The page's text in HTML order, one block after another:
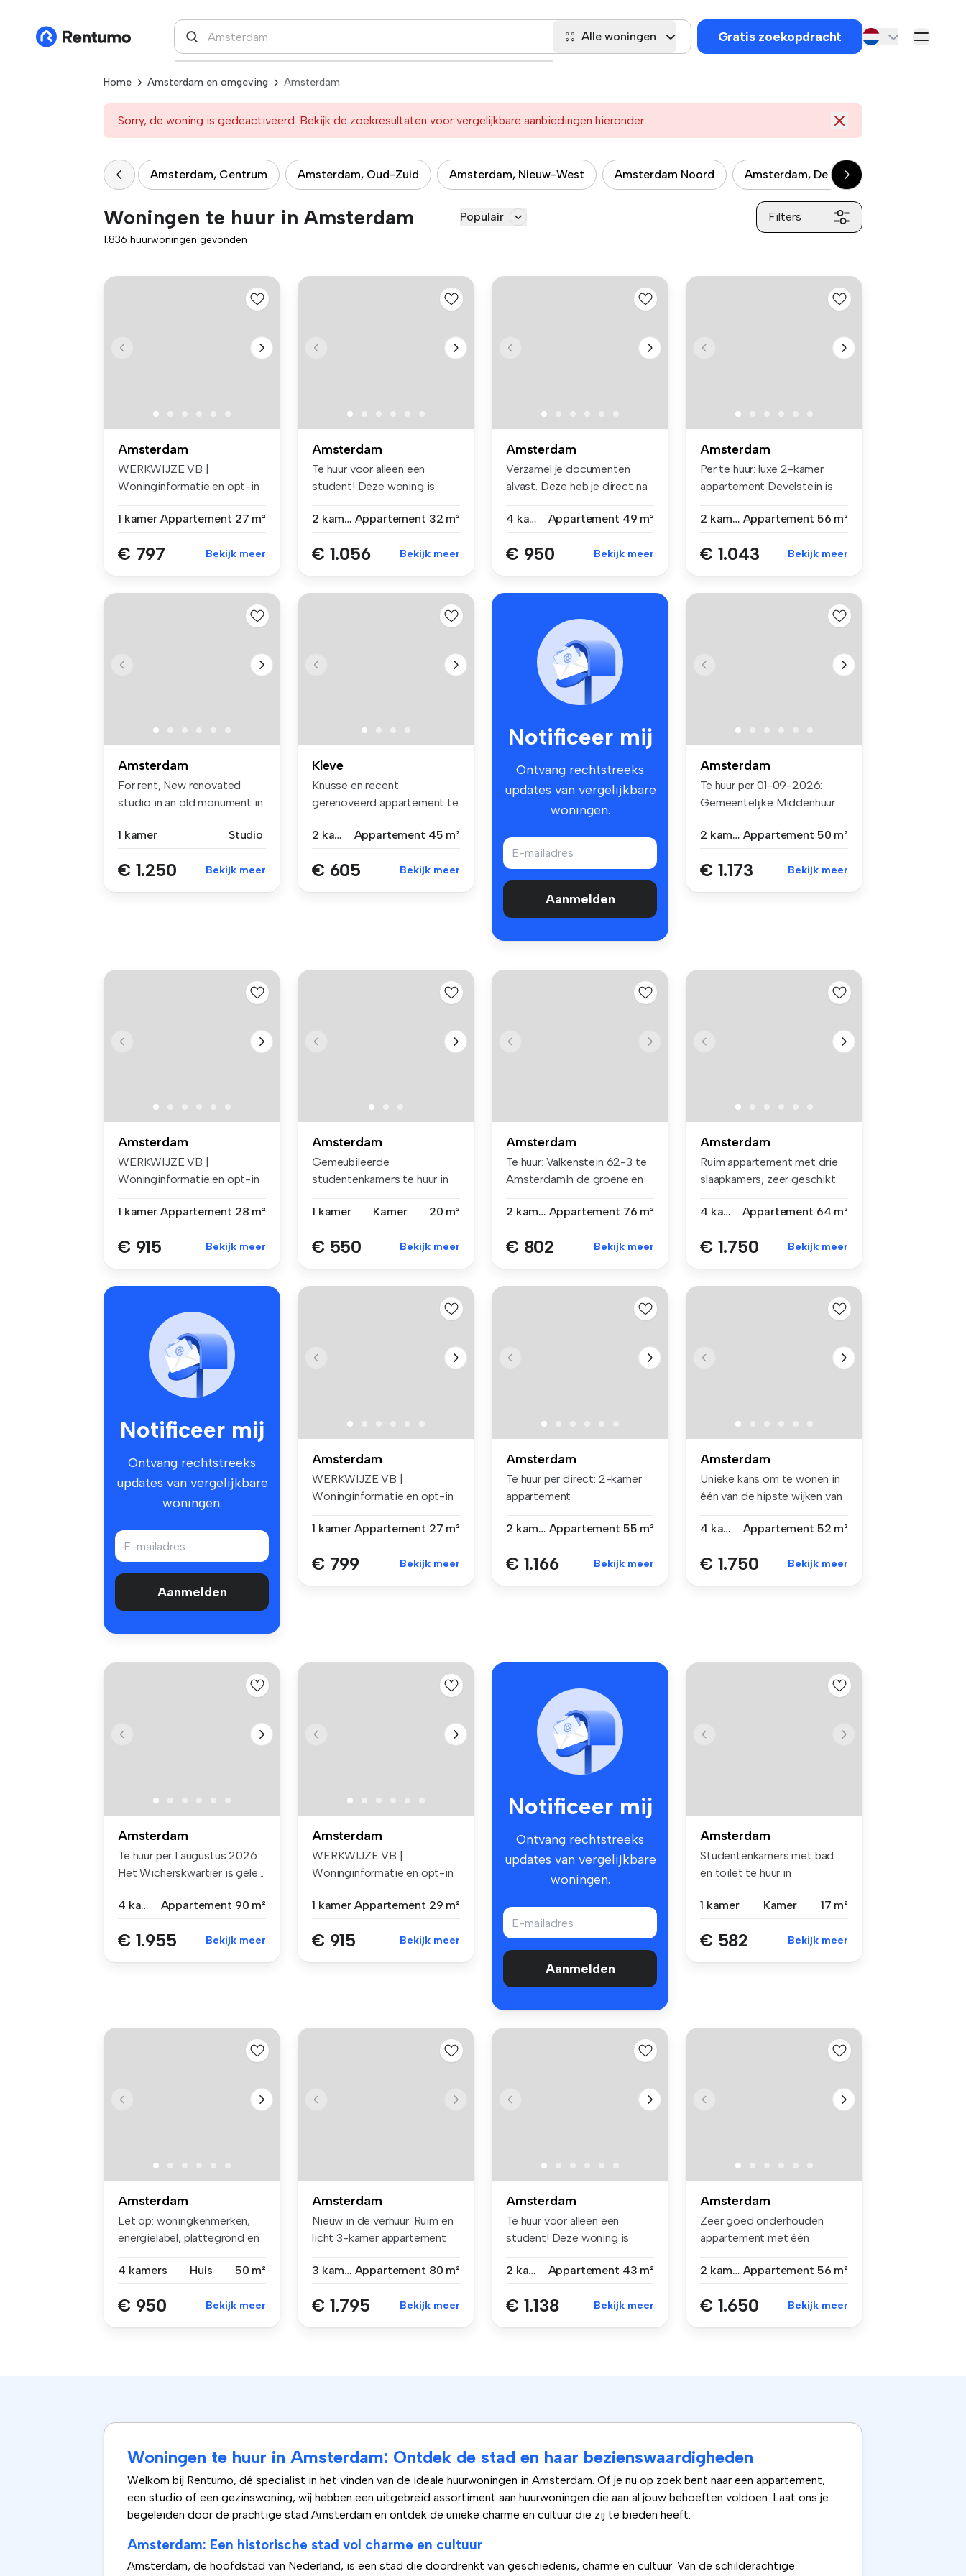
Alle woningen Gratis zoekopdracht
Home Amsterdam en omgeving Amsterdam
Sorry, de woning is gedeactiveerd. Bekijk de zoekresultaten voor vergelijkbare aanbiedingen hieronder
Amsterdam, Centrum Amsterdam, Oud-Zuid Amsterdam, Nieuw-West Amsterdam Noord Amsterdam, De Baarsjes
Woningen te huur in Amsterdam Populair Filters
1.836 huurwoningen gevonden
Amsterdam
WERKWIJZE VB |
Woninginformatie en opt-in
1 kamer Appartement 27 m²
€ 797 Bekijk meer
Amsterdam
Te huur voor alleen een
student! Deze woning is
2 kamers Appartement 32 m²
€ 1.056 Bekijk meer
Amsterdam
Verzamel je documenten
alvast. Deze heb je direct na
4 kamers
Appartement 49 m²
€ 950 Bekijk meer
Amsterdam
Per te huur: luxe 2-kamer
appartement Develstein is
2 kamers Appartement 56 m²
€ 1.043 Bekijk meer
Amsterdam
For rent, New renovated
studio in an old monument in
1 kamer
Studio
€ 1.250 Bekijk meer
Kleve
Knusse en recent
gerenoveerd appartement te
2 kamers
Appartement 45 m²
€ 605 Bekijk meer
Notificeer mij
Ontvang rechtstreeks
updates van vergelijkbare
woningen.
Aanmelden
Amsterdam
Te huur per 01-09-2026:
Gemeentelijke Middenhuur
2 kamers Appartement 50 m²
€ 1.173 Bekijk meer
Amsterdam
WERKWIJZE VB |
Woninginformatie en opt-in
1 kamer Appartement 28 m²
€ 915 Bekijk meer
Amsterdam
Gemeubileerde
studentenkamers te huur in
1 kamer
Kamer 20 m²
€ 550 Bekijk meer
Amsterdam
Te huur: Valkenstein 62-3 te
AmsterdamIn de groene en
2 kamers Appartement 76 m²
€ 802 Bekijk meer
Amsterdam
Ruim appartement met drie
slaapkamers, zeer geschikt
4 kamers
Appartement 64 m²
€ 1.750 Bekijk meer
Notificeer mij
Ontvang rechtstreeks
updates van vergelijkbare
woningen.
Aanmelden
Amsterdam
WERKWIJZE VB |
Woninginformatie en opt-in
1 kamer Appartement 27 m²
€ 799 Bekijk meer
Amsterdam
Te huur per direct: 2-kamer
appartement
2 kamers Appartement 55 m²
€ 1.166 Bekijk meer
Amsterdam
Unieke kans om te wonen in
één van de hipste wijken van
4 kamers
Appartement 52 m²
€ 1.750 Bekijk meer
Amsterdam
Te huur per 1 augustus 2026
Het Wicherskwartier is gele...
4 kamers Appartement 90 m²
€ 1.955 Bekijk meer
Amsterdam
WERKWIJZE VB |
Woninginformatie en opt-in
1 kamer Appartement 29 m²
€ 915 Bekijk meer
Notificeer mij
Ontvang rechtstreeks
updates van vergelijkbare
woningen.
Aanmelden
Amsterdam
Studentenkamers met bad
en toilet te huur in
1 kamer
Kamer 17 m²
€ 582 Bekijk meer
Amsterdam
Let op: woningkenmerken,
energielabel, plattegrond en
4 kamers
Huis 50 m²
€ 950 Bekijk meer
Amsterdam
Nieuw in de verhuur: Ruim en
licht 3-kamer appartement
3 kamers Appartement 80 m²
€ 1.795 Bekijk meer
Amsterdam
Te huur voor alleen een
student! Deze woning is
2 kamers
Appartement 43 m²
€ 1.138 Bekijk meer
Amsterdam
Zeer goed onderhouden
appartement met één
2 kamers Appartement 56 m²
€ 1.650 Bekijk meer
Woningen te huur in Amsterdam: Ontdek de stad en haar bezienswaardigheden
Welkom bij Rentumo, dé specialist in het vinden van de ideale huurwoningen in Amsterdam. Of je nu op zoek bent naar een appartement,
een studio of een gezinswoning, wij hebben een uitgebreid assortiment aan huurwoningen die aan al jouw behoeften voldoen. Laat ons je
begeleiden door de prachtige stad Amsterdam en ontdek de unieke charme en cultuur die zij te bieden heeft.
Amsterdam: Een historische stad vol charme en cultuur
Amsterdam, de hoofdstad van Nederland, is een stad die doordrenkt van geschiedenis, charme en cultuur. Van de schilderachtige